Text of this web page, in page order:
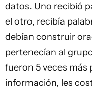
datos. Uno recibió
el otro, recibía
debían construir
pertenecían al
fueron 5 veces más
información, les